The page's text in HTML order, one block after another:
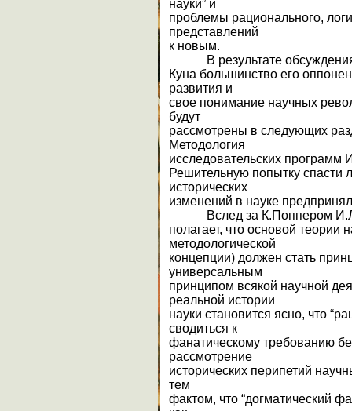
науки” и
проблемы рационального,
представлений
к новым.
В результате обсуждения
Куна большинство его
развития и
свое понимание научных
будут
рассмотрены в следующих
Методология
исследовательских программ
Решительную попытку спасти
исторических
изменений в науке
Вслед за К.Поппером
полагает, что основой теории
методологической
концепции) должен стать
универсальным
принципом всякой научной
реальной истории
науки становится ясно, что
сводиться к
фанатическому требованию
рассмотрение
исторических перипетий
тем
фактом, что “догматический